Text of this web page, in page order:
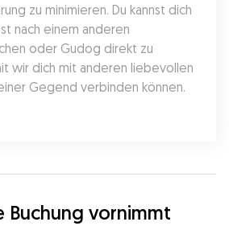
zu minimieren. Du kannst dich
nach einem anderen
oder Gudog direkt zu
wir dich mit anderen liebevollen
Gegend verbinden können.
Buchung vornimmt